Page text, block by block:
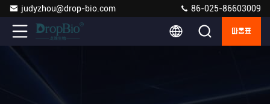
judyzhou@drop-bio.com 86-025-86603009
따옴표